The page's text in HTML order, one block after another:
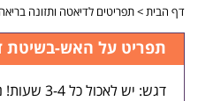
דף הבית>תפריטים לדיאטה ותזונה בריאה
תפריט על האש-בשיטת
דגש: יש לאכול כל 3-4 שעות! ניתן להחליף את סדר הארוחות